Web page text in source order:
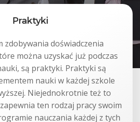
Praktyki
zdobywania doświadczenia
można uzyskać już podczas
są praktyki. Praktyki są
nauki w każdej szkole
Niejednokrotnie też to
ten rodzaj pracy swoim
nauczania każdej z tych